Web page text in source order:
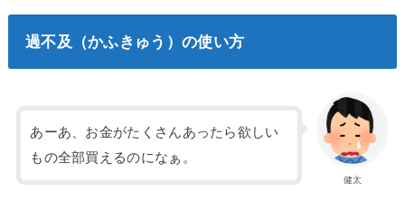
過不及（かふきゅう）の使い方
健太
あーあ、お金がたくさんあったら欲しい
もの全部買えるのになぁ。